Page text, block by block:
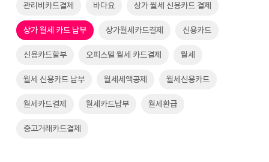
관리비카드결제 바다요 상가 월세 신용카드 결제
상가 월세 카드 납부 상가월세카드결제 신용카드
신용카드할부 오피스텔 월세 카드결제 월세
월세 신용카드 납부 월세세액공제 월세신용카드
월세카드결제 월세카드납부 월세환급
중고거래카드결제